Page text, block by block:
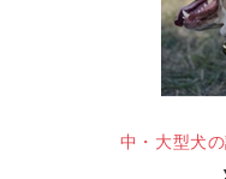
中・大型犬